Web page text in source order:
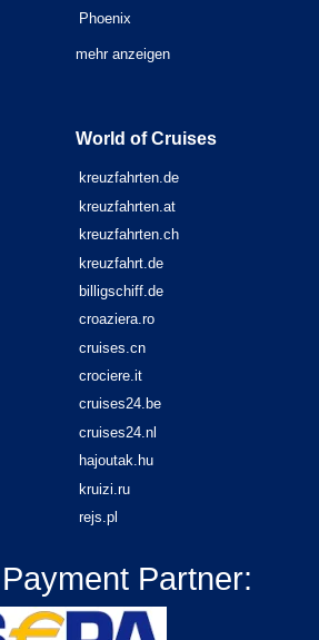
Phoenix
mehr anzeigen
World of Cruises
kreuzfahrten.de
kreuzfahrten.at
kreuzfahrten.ch
kreuzfahrt.de
billigschiff.de
croaziera.ro
cruises.cn
crociere.it
cruises24.be
cruises24.nl
hajoutak.hu
kruizi.ru
rejs.pl
Partner: